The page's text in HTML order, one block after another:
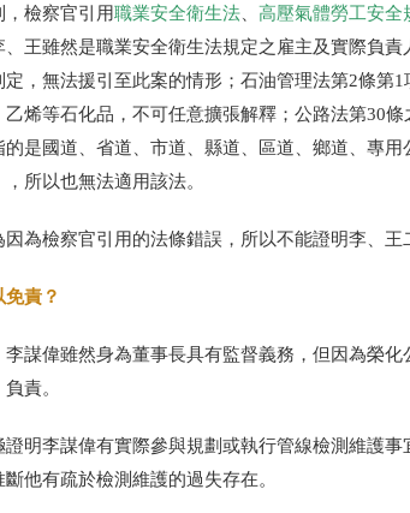
檢察官引用職業安全衛生法 高壓氣體勞工安全
王雖然是職業安全衛生法規定之雇主及實際負
，無法援引至此案的情形；石油管理法第2條第1
烯等石化品，不可任意擴張解釋；公路法第30條
是國道、省道、市道、縣道、區道、鄉道、專
所以也無法適用該法。
為檢察官引用的法條錯誤，所以不能證明李、王
責？
李謀偉雖然身為董事長具有監督義務，但因為榮
責。
證明李謀偉有實際參與規劃或執行管線檢測維護
他有疏於檢測維護的過失存在。